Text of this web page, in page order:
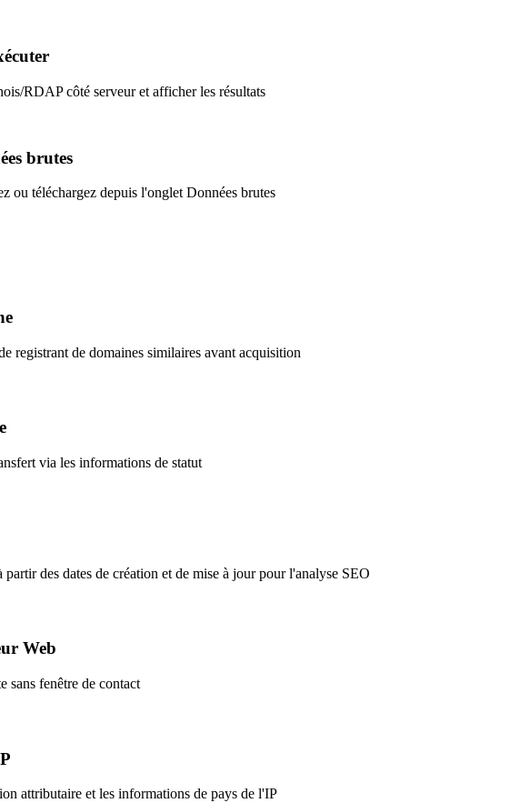
RDAP côté serveur et afficher les résultats
brutes
ou téléchargez depuis l'onglet Données brutes
registrant de domaines similaires avant acquisition
via les informations de statut
des dates de création et de mise à jour pour l'analyse SEO
Web
sans fenêtre de contact
attributaire et les informations de pays de l'IP